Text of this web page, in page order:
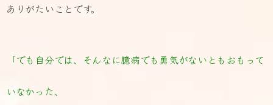
ありがたいことです。
「でも自分では、そんなに臆病でも勇気がないともおもって
いなかった、